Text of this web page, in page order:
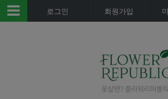
로그인 회원가입